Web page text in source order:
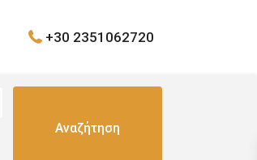
+30 2351062720